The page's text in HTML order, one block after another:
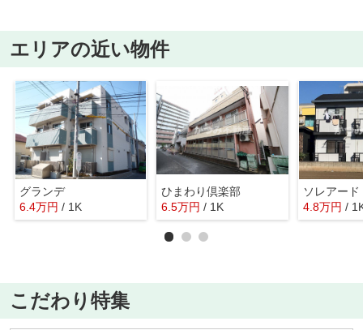
エリアの近い物件
グランデ
6.4万円 / 1K
ひまわり倶楽部
6.5万円 / 1K
ソレアー
4.8万円 /
こだわり特集